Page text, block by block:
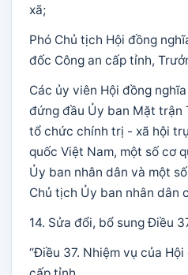
xã;
Phó Chủ tịch Hội đồng
đốc Công an cấp tỉnh,
Các ủy viên Hội đồng
đứng đầu Ủy ban Mặt trận
tổ chức chính trị - xã hội
quốc Việt Nam, một số cơ
Ủy ban nhân dân và một
Chủ tịch Ủy ban nhân dân
14. Sửa đổi, bổ sung Điều
“Điều 37. Nhiệm vụ của